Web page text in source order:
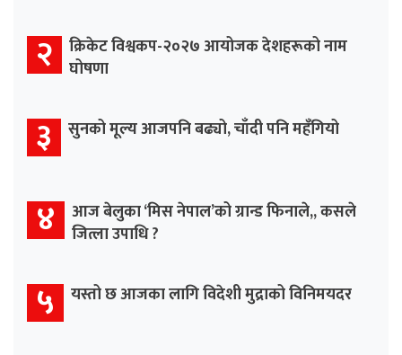
२
क्रिकेट विश्वकप-२०२७ आयोजक देशहरूको नाम
घोषणा
३ सुनको मूल्य आजपनि बढ्यो, चाँदी पनि महँगियो
४
आज बेलुका ‘मिस नेपाल’को ग्रान्ड फिनाले,, कसले
जित्ला उपाधि ?
५ यस्तो छ आजका लागि विदेशी मुद्राको विनिमयदर